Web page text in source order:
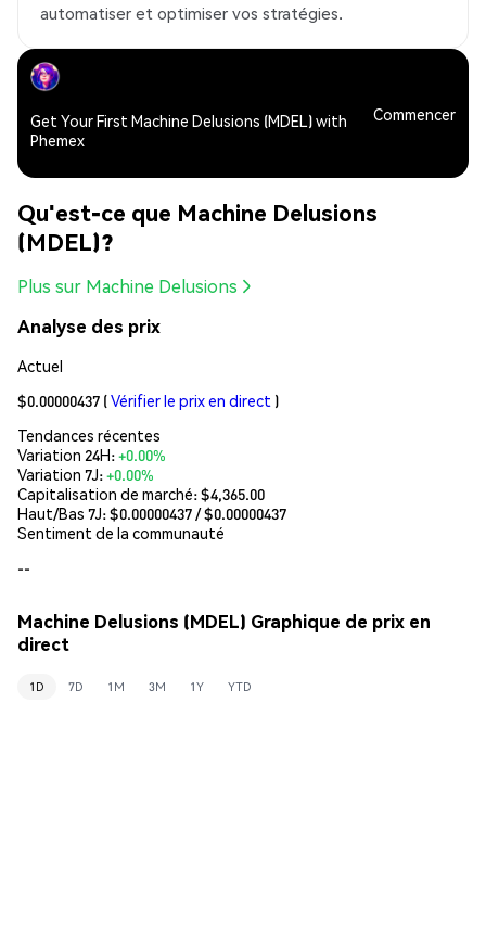
automatiser et optimiser vos stratégies.
Get Your First Machine Delusions (MDEL) with
Phemex
Commencer
Qu'est-ce que Machine Delusions
(MDEL)?
Plus sur Machine Delusions
Analyse des prix
Actuel
$0.00000437 (Vérifier le prix en direct )
Tendances récentes
Variation 24H:+0.00%
Variation 7J:+0.00%
Capitalisation de marché:$4,365.00
Haut/Bas 7J: $0.00000437/ $0.00000437
Sentiment de la communauté
--
Machine Delusions (MDEL) Graphique de prix en
direct
1D 7D 1M 3M 1Y YTD